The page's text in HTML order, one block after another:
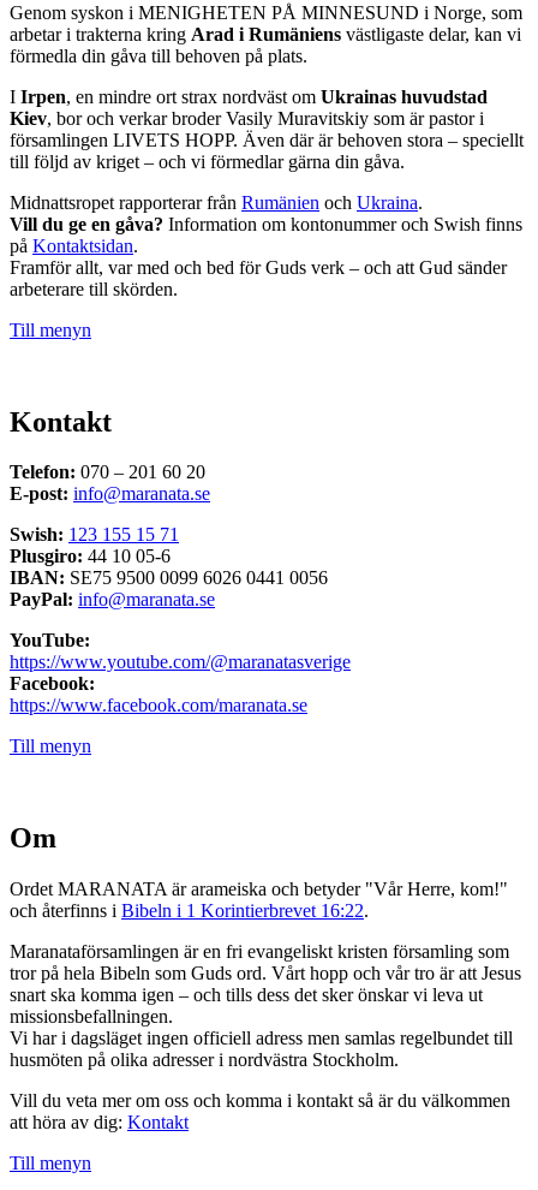
Genom syskon i MENIGHETEN PÅ MINNESUND i Norge, som
arbetar i trakterna kring Arad i Rumäniens västligaste delar, kan vi
förmedla din gåva till behoven på plats.
I Irpen, en mindre ort strax nordväst om Ukrainas huvudstad
Kiev, bor och verkar broder Vasily Muravitskiy som är pastor i
församlingen LIVETS HOPP. Även där är behoven stora – speciellt
till följd av kriget – och vi förmedlar gärna din gåva.
Midnattsropet rapporterar från Rumänien och Ukraina.
Vill du ge en gåva? Information om kontonummer och Swish finns
på Kontaktsidan.
Framför allt, var med och bed för Guds verk – och att Gud sänder
arbeterare till skörden.
Till menyn
Kontakt
Telefon: 070 – 201 60 20
E-post: info@maranata.se
Swish: 123 155 15 71
Plusgiro: 44 10 05-6
IBAN: SE75 9500 0099 6026 0441 0056
PayPal: info@maranata.se
YouTube:
https://www.youtube.com/@maranatasverige
Facebook:
https://www.facebook.com/maranata.se
Till menyn
Om
Ordet MARANATA är arameiska och betyder "Vår Herre, kom!"
och återfinns i Bibeln i 1 Korintierbrevet 16:22.
Maranataförsamlingen är en fri evangeliskt kristen församling som
tror på hela Bibeln som Guds ord. Vårt hopp och vår tro är att Jesus
snart ska komma igen – och tills dess det sker önskar vi leva ut
missionsbefallningen.
Vi har i dagsläget ingen officiell adress men samlas regelbundet till
husmöten på olika adresser i nordvästra Stockholm.
Vill du veta mer om oss och komma i kontakt så är du välkommen
att höra av dig: Kontakt
Till menyn